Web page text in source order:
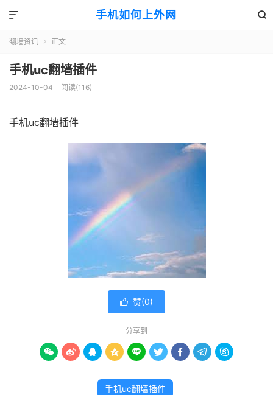
手机如何上外网 

翻墙资讯  正文
手机uc翻墙插件
2024-10-04 阅读(116)
手机uc翻墙插件
 赞(0)
分享到
        
手机uc翻墙插件